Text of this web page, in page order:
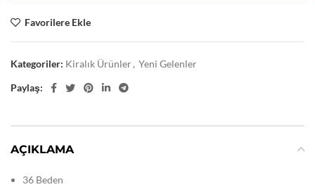
Favorilere Ekle
Kategoriler: Kiralık Ürünler, Yeni Gelenler
Paylaş:
AÇIKLAMA
36 Beden